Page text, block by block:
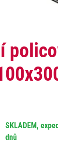
SKLADEM,
dnů